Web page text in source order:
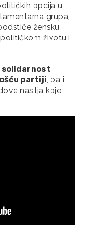
opcija u
grupa,
žensku
životu i
solidarnost
partiji , pa i
nasilja koje